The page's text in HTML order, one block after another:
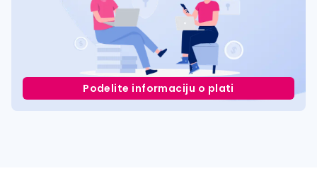
Podelite informaciju o plati